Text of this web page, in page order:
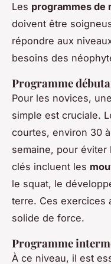
Les programmes de
doivent être
répondre aux
besoins des
Programme
Pour les novices, une
simple est cruciale.
courtes, environ 30
semaine, pour
clés incluent les
le squat, le
terre. Ces exercices
solide de force.
Programme
À ce niveau, il est